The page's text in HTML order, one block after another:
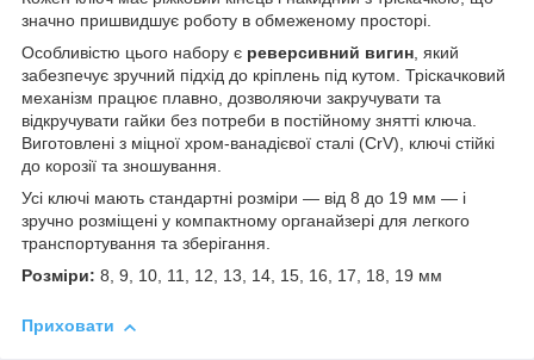
значно пришвидшує роботу в обмеженому просторі.
Особливістю цього набору є реверсивний вигин, який
забезпечує зручний підхід до кріплень під кутом. Тріскачковий
механізм працює плавно, дозволяючи закручувати та
відкручувати гайки без потреби в постійному знятті ключа.
Виготовлені з міцної хром-ванадієвої сталі (CrV), ключі стійкі
до корозії та зношування.
Усі ключі мають стандартні розміри — від 8 до 19 мм — і
зручно розміщені у компактному органайзері для легкого
транспортування та зберігання.
Розміри: 8, 9, 10, 11, 12, 13, 14, 15, 16, 17, 18, 19 мм
Приховати